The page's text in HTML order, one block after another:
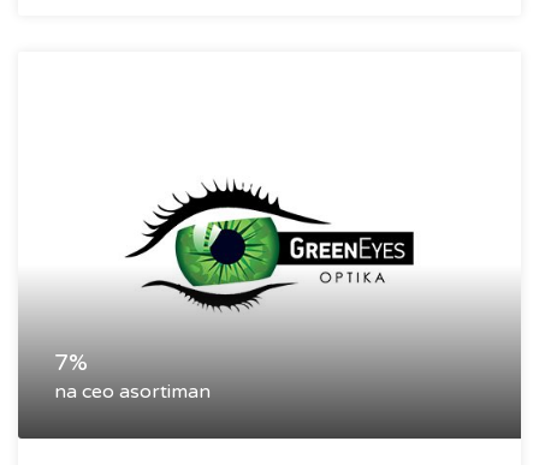
7%
na ceo asortiman